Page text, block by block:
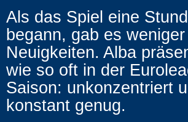
Als das Spiel eine
begann, gab es
Neuigkeiten. Alba
wie so oft in der
Saison: unkonzentriert
konstant genug.